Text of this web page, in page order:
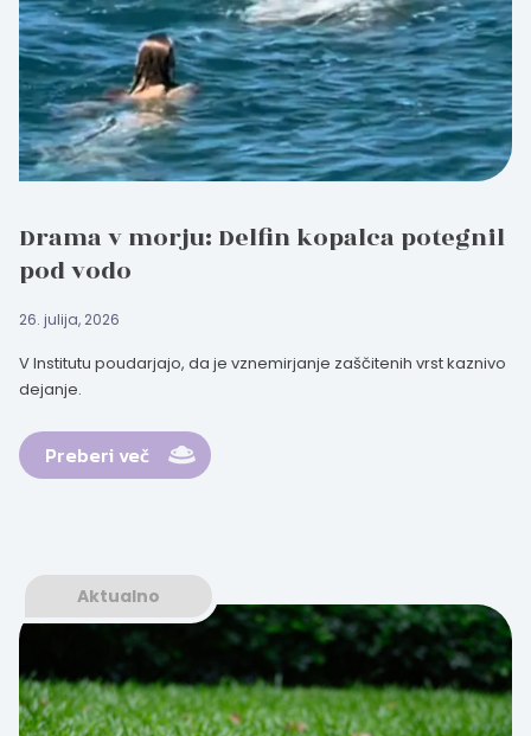
Drama v morju: Delfin kopalca potegnil
pod vodo
26. julija, 2026
V Institutu poudarjajo, da je vznemirjanje zaščitenih vrst kaznivo
dejanje.
Preberi več
Aktualno